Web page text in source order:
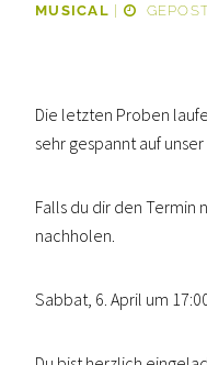
MUSICAL
Die letzten Proben
sehr gespannt auf
Falls du dir den Termin
nachholen.
Sabbat, 6. April um